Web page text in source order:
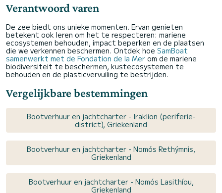
Verantwoord varen
De zee biedt ons unieke momenten. Ervan genieten
betekent ook leren om het te respecteren: mariene
ecosystemen behouden, impact beperken en de plaatsen
die we verkennen beschermen. Ontdek hoe SamBoat
samenwerkt met de Fondation de la Mer om de mariene
biodiversiteit te beschermen, kustecosystemen te
behouden en de plasticvervuiling te bestrijden.
Vergelijkbare bestemmingen
Bootverhuur en jachtcharter - Iraklion (periferie-
district), Griekenland
Bootverhuur en jachtcharter - Nomós Rethýmnis,
Griekenland
Bootverhuur en jachtcharter - Nomós Lasithíou,
Griekenland